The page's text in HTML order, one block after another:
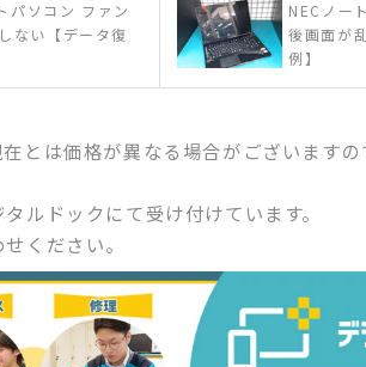
パソコン ファン
ない【データ復
NECノー
後画面が
例】
とは価格が異なる場合がございます
ルドックにて受け付けています。
ください。